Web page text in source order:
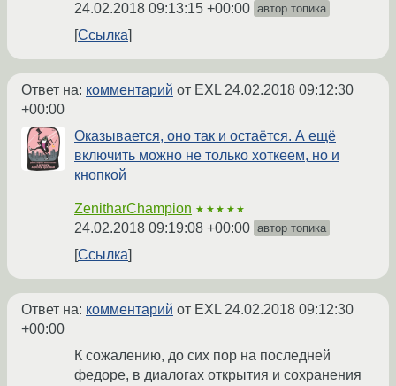
24.02.2018 09:13:15 +00:00 автор топика
Ссылка
Ответ на: комментарий от EXL24.02.2018 09:12:30
+00:00
Оказывается, оно так и остаётся. А ещё
включить можно не только хоткеем, но и
кнопкой
ZenitharChampion ★★★★★
24.02.2018 09:19:08 +00:00 автор топика
Ссылка
Ответ на: комментарий от EXL24.02.2018 09:12:30
+00:00
К сожалению, до сих пор на последней
федоре, в диалогах открытия и сохранения